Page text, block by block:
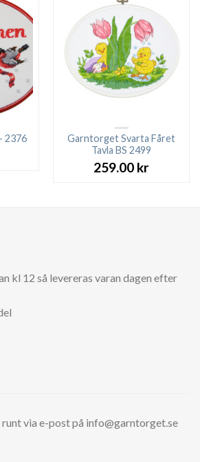
2376
Garntorget Svarta Fåret
Tavla BS 2499
259.00 kr
kl 12 så levereras varan dagen efter
via e-post på info@garntorget.se